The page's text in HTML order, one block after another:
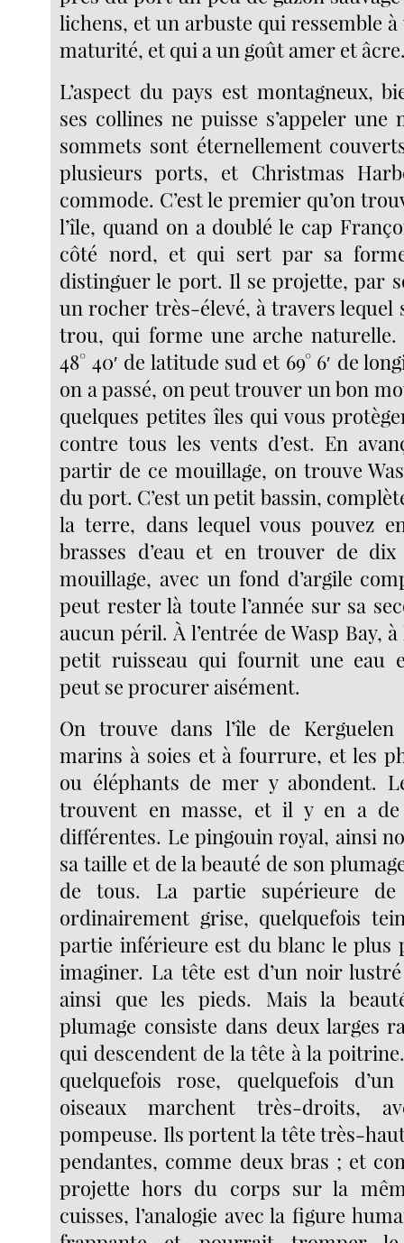
lichens, et un arbuste qui ressemble
maturité, et qui a un goût amer et
L’aspect du pays est montagneux,
ses collines ne puisse s’appeler une
sommets sont éternellement
plusieurs ports, et Christmas
commode. C’est le premier qu’on
l’île, quand on a doublé le cap
côté nord, et qui sert par sa
distinguer le port. Il se projette, par
un rocher très-élevé, à travers lequel
trou, qui forme une arche naturelle.
48° 40′ de latitude sud et 69° 6′ de
on a passé, on peut trouver un bon
quelques petites îles qui vous
contre tous les vents d’est. En
partir de ce mouillage, on trouve
du port. C’est un petit bassin,
la terre, dans lequel vous pouvez
brasses d’eau et en trouver de
mouillage, avec un fond d’argile
peut rester là toute l’année sur sa
aucun péril. À l’entrée de Wasp Bay,
petit ruisseau qui fournit une eau
peut se procurer aisément.
On trouve dans l’île de Kerguelen
marins à soies et à fourrure, et les
ou éléphants de mer y abondent.
trouvent en masse, et il y en a de
différentes. Le pingouin royal, ainsi
sa taille et de la beauté de son
de tous. La partie supérieure
ordinairement grise, quelquefois
partie inférieure est du blanc le plus
imaginer. La tête est d’un noir
ainsi que les pieds. Mais la
plumage consiste dans deux larges
qui descendent de la tête à la
quelquefois rose, quelquefois
oiseaux marchent très-droits,
pompeuse. Ils portent la tête très-
pendantes, comme deux bras ; et
projette hors du corps sur la
cuisses, l’analogie avec la figure